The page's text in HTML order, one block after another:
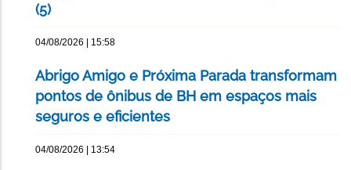
(5)
04/08/2026 | 15:58
Abrigo Amigo e Próxima Parada transformam
pontos de ônibus de BH em espaços mais
seguros e eficientes
04/08/2026 | 13:54